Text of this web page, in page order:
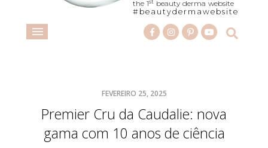
the 1
beauty derma website
#beautydermawebsite
FEVEREIRO 25, 2025
Premier Cru da Caudalie: nova
gama com 10 anos de ciência